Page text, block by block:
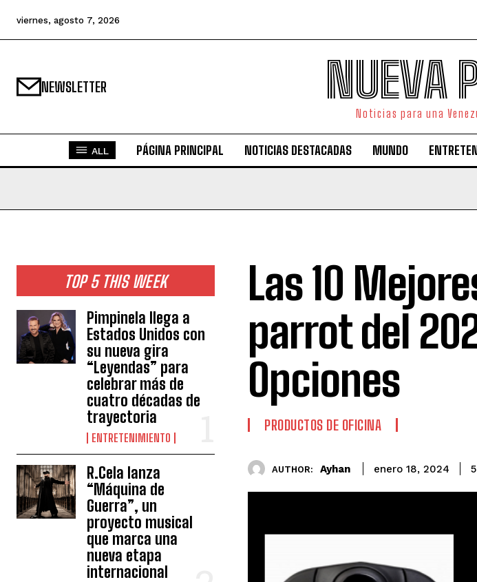
viernes, agosto 7, 2026
NEWSLETTER NUEVA
Noticias para una
ALL PÁGINA PRINCIPAL NOTICIAS DESTACADAS MUNDO
TOP 5 THIS WEEK
Pimpinela llega a
Estados Unidos con
su nueva gira
“Leyendas” para
celebrar más de
cuatro décadas de
trayectoria
ENTRETENIMIENTO
R.Cela lanza
“Máquina de
Guerra”, un
proyecto musical
que marca una
nueva etapa
internacional
Las 10
parrot del
Opciones
PRODUCTOS DE OFICINA
AUTHOR: Ayhan enero 18, 2024 5